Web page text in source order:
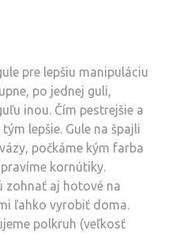
pre lepšiu manipuláciu
po jednej guli,
inou. Čím pestrejšie a
tým lepšie. Gule na špajli
počkáme kým farba
kornútiky.
zohnať aj hotové na
ľahko vyrobiť doma.
polkruh (veľkosť